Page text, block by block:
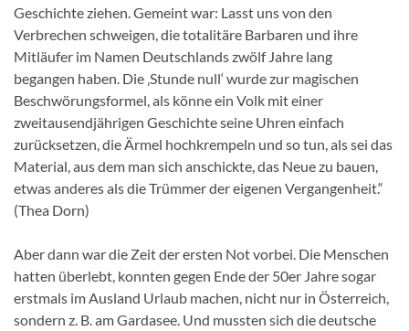
Geschichte ziehen. Gemeint war: Lasst uns von den
Verbrechen schweigen, die totalitäre Barbaren und ihre
Mitläufer im Namen Deutschlands zwölf Jahre lang
begangen haben. Die ‚Stunde null‘ wurde zur magischen
Beschwörungsformel, als könne ein Volk mit einer
zweitausendjährigen Geschichte seine Uhren einfach
zurücksetzen, die Ärmel hochkrempeln und so tun, als sei das
Material, aus dem man sich anschickte, das Neue zu bauen,
etwas anderes als die Trümmer der eigenen Vergangenheit.“
(Thea Dorn)
Aber dann war die Zeit der ersten Not vorbei. Die Menschen
hatten überlebt, konnten gegen Ende der 50er Jahre sogar
erstmals im Ausland Urlaub machen, nicht nur in Österreich,
sondern z. B. am Gardasee. Und mussten sich die deutsche